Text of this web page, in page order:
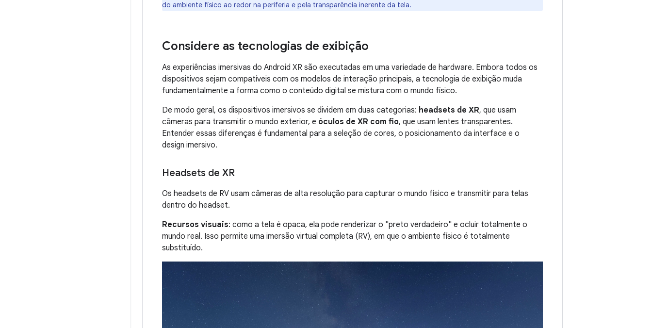
do ambiente físico ao redor na periferia e pela transparência inerente da tela.
Considere as tecnologias de exibição
As experiências imersivas do Android XR são executadas em uma variedade de hardware. Embora todos os
dispositivos sejam compatíveis com os modelos de interação principais, a tecnologia de exibição muda
fundamentalmente a forma como o conteúdo digital se mistura com o mundo físico.
De modo geral, os dispositivos imersivos se dividem em duas categorias: headsets de XR, que usam
câmeras para transmitir o mundo exterior, e óculos de XR com fio, que usam lentes transparentes.
Entender essas diferenças é fundamental para a seleção de cores, o posicionamento da interface e o
design imersivo.
Headsets de XR
Os headsets de RV usam câmeras de alta resolução para capturar o mundo físico e transmitir para telas
dentro do headset.
Recursos visuais: como a tela é opaca, ela pode renderizar o "preto verdadeiro" e ocluir totalmente o
mundo real. Isso permite uma imersão virtual completa (RV), em que o ambiente físico é totalmente
substituído.